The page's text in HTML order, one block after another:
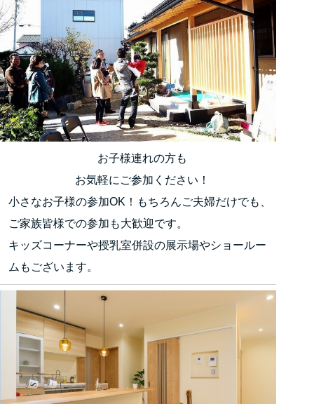
お子様連れの方も
お気軽にご参加ください！
小さなお子様の参加OK！もちろんご夫婦だけでも、
ご家族皆様での参加も大歓迎です。
キッズコーナーや授乳室併設の展示場やショールー
ムもございます。